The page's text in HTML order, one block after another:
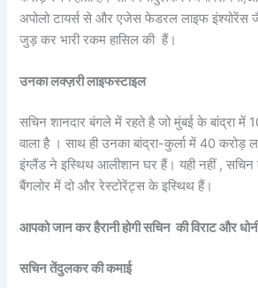
अपोलो टायर्स से और एजेस फेडरल लाइफ
जुड़ कर भारी रकम हासिल की हैं।
उनका लक्ज़री लाइफस्टाइल
सचिन शानदार बंगले में रहते है जो मुंबई के बांद्रा में
वाला है । साथ ही उनका बांद्रा-कुर्ला में 40
इंग्लैंड ने इस्थिथ आलीशान घर हैं। यही नहीं ,
बैंगलोर में दो और रेस्टोरेंट्स के इस्थिथ हैं।
आपको जान कर हैरानी होगी सचिन की विराट और
सचिन तेंदुलकर की कमाई